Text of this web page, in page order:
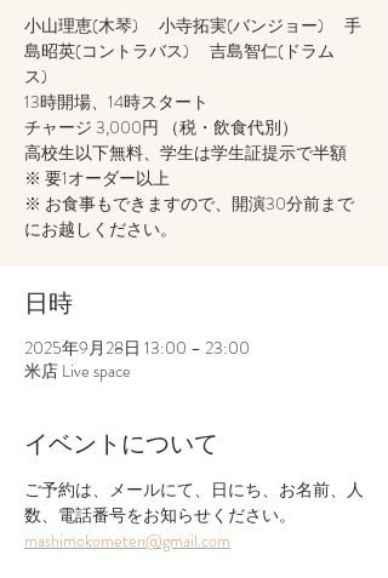
小山理恵(木琴) 小寺拓実(バンジョー) 手
島昭英(コントラバス) 吉島智仁(ドラム
ス)
13時開場、14時スタート
チャージ 3,000円 （税・飲食代別）
高校生以下無料、学生は学生証提示で半額
※ 要1オーダー以上
※ お食事もできますので、開演30分前まで
にお越しください。
日時
2025年9月28日 13:00 – 23:00
米店 Live space
イベントについて
ご予約は、メールにて、日にち、お名前、人
数、電話番号をお知らせください。
mashimokometen@gmail.com